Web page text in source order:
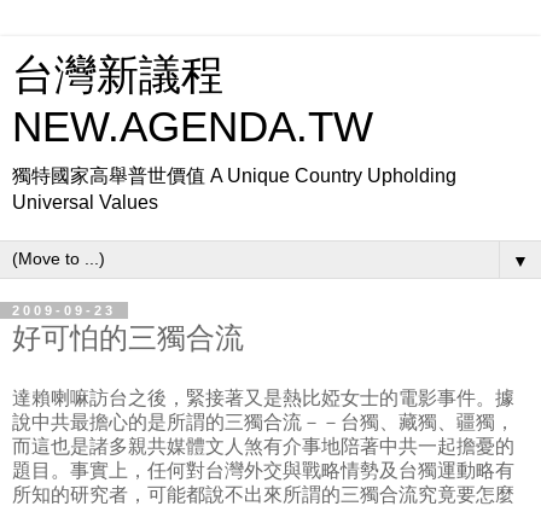
台灣新議程
NEW.AGENDA.TW
獨特國家高舉普世價值 A Unique Country Upholding
Universal Values
▼
2009-09-23
好可怕的三獨合流
達賴喇嘛訪台之後，緊接著又是熱比婭女士的電影事件。據
說中共最擔心的是所謂的三獨合流－－台獨、藏獨、疆獨，
而這也是諸多親共媒體文人煞有介事地陪著中共一起擔憂的
題目。事實上，任何對台灣外交與戰略情勢及台獨運動略有
所知的研究者，可能都說不出來所謂的三獨合流究竟要怎麼